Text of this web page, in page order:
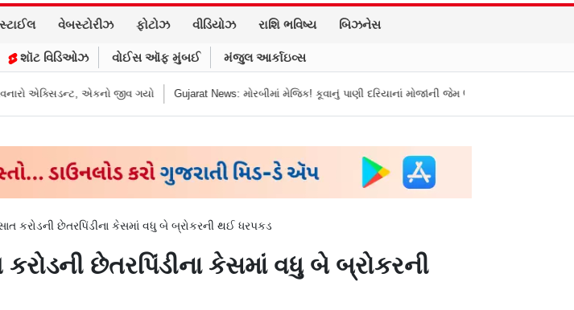
વેબસ્ટોરીઝ ફોટોઝ વીડિયોઝ રાશિ ભવિષ્ય બિઝનેસ
શૉટ વિડિઓઝ વોઈસ ઑફ મુંબઈ મંજુલ આર્કાઇવ્સ
ગયો Gujarat News: મોરબીમાં મેજિક! કૂવાનું પાણી દરિયાનાં મોજાંની જેમ ઊછળવા લાગ્યું, શું કહે છે નિષ્ણાતો?
કરોડની છેતરપિંડીના કેસમાં વધુ બે બ્રોકરની થઈ ધરપકડ
છેતરપિંડીના કેસમાં વધુ બે બ્રોકરની